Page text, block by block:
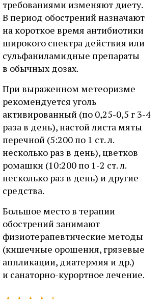
требованиями изменяют диету.
В период обострений назначают
на короткое время антибиотики
широкого спектра действия или
сульфаниламидные препараты
в обычных дозах.
При выраженном метеоризме
рекомендуется уголь
активированный (по 0,25-0,5 г 3-4
раза в день), настой листа мяты
перечной (5:200 по 1 ст. л.
несколько раз в день), цветков
ромашки (10:200 по 1-2 ст. л.
несколько раз в день) и другие
средства.
Большое место в терапии
обострений занимают
физиотерапевтические методы
(кишечные орошения, грязевые
аппликации, диатермия и др.)
и санаторно-курортное лечение.